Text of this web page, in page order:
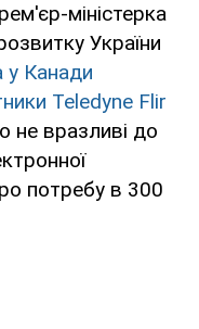
міністерка
України
у Канади
Teledyne Flir
не вразливі до
потребу в 300